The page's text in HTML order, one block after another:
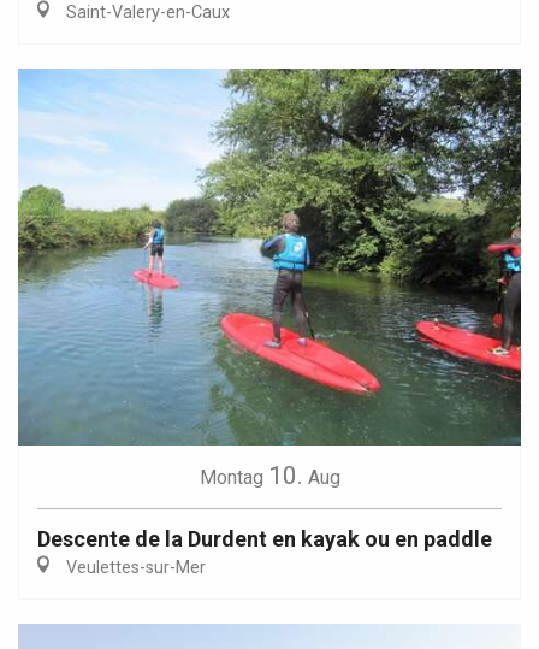
Saint-Valery-en-Caux
Montag 10. Aug
Descente de la Durdent en kayak ou en paddle
Veulettes-sur-Mer